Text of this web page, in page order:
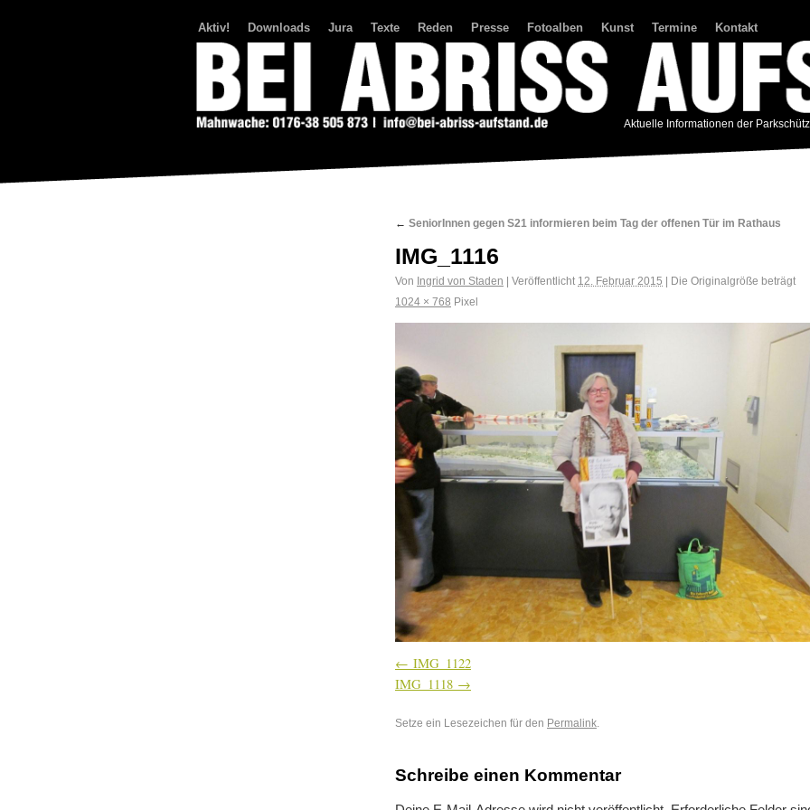
Aktiv! Downloads Jura Texte Reden Presse Fotoalben Kunst Termine Kontakt
Aktuelle Informationen der
← SeniorInnen gegen S21 informieren beim Tag der offenen Tür im Rathaus
IMG_1116
Von Ingrid von Staden Veröffentlicht 12. Februar 2015
Die Originalgröße beträgt
1024 × 768 Pixel
IMG_1122
IMG_1118
Setze ein Lesezeichen für den Permalink
Schreibe einen Kommentar